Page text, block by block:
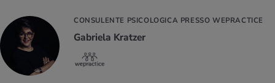
CONSULENTE PSICOLOGICA PRESSO WEPRACTICE
Gabriela Kratzer